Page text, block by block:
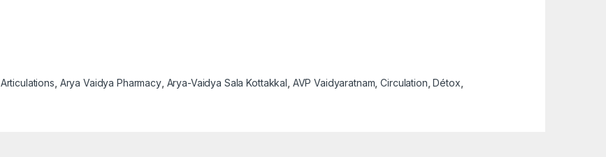
Articulations Arya Vaidya Pharmacy, Arya-Vaidya Sala Kottakkal AVP Vaidyaratnam ,Circulation ,Détox